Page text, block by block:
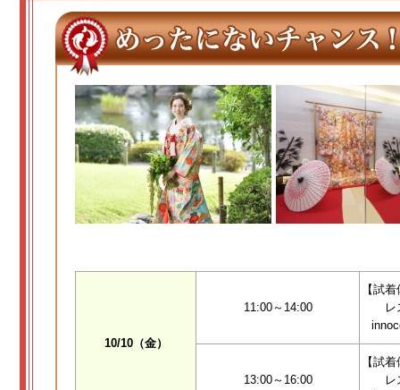
10/10（金）
11:00～14:00
【試
13:00～16:00
【試